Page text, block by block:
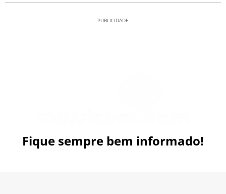
PUBLICIDADE
Fique sempre bem informado!